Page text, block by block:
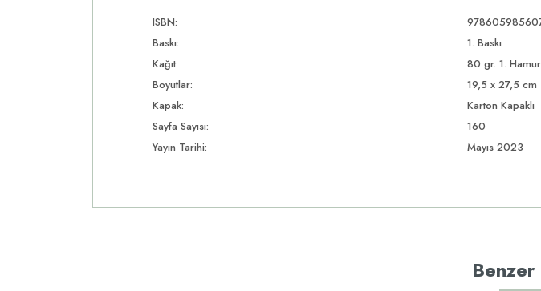
ISBN:
Baskı:
1. Baskı
Kağıt:
80 gr. 1. Hamur
Boyutlar:
19,5 x 27,5 cm
Kapak:
Karton Kapaklı
Sayfa Sayısı:
160
Yayın Tarihi:
Mayıs 2023